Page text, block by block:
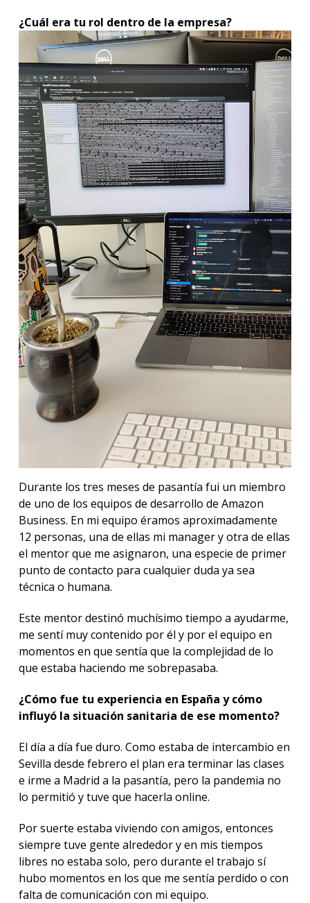
¿Cuál era tu rol dentro de la empresa?
Durante los tres meses de pasantía fui un miembro
de uno de los equipos de desarrollo de Amazon
Business. En mi equipo éramos aproximadamente
12 personas, una de ellas mi manager y otra de ellas
el mentor que me asignaron, una especie de primer
punto de contacto para cualquier duda ya sea
técnica o humana.
Este mentor destinó muchísimo tiempo a ayudarme,
me sentí muy contenido por él y por el equipo en
momentos en que sentía que la complejidad de lo
que estaba haciendo me sobrepasaba.
¿Cómo fue tu experiencia en España y cómo
influyó la situación sanitaria de ese momento?
El día a día fue duro. Como estaba de intercambio en
Sevilla desde febrero el plan era terminar las clases
e irme a Madrid a la pasantía, pero la pandemia no
lo permitió y tuve que hacerla online.
Por suerte estaba viviendo con amigos, entonces
siempre tuve gente alrededor y en mis tiempos
libres no estaba solo, pero durante el trabajo sí
hubo momentos en los que me sentía perdido o con
falta de comunicación con mi equipo.